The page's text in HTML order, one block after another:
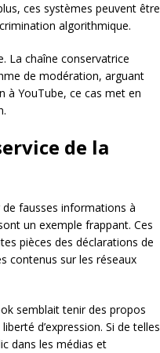
ces systèmes peuvent être
algorithmique.
La chaîne conservatrice
de modération, arguant
à YouTube, ce cas met en
de la
fausses informations à
un exemple frappant. Ces
pièces des déclarations de
contenus sur les réseaux
semblait tenir des propos
d’expression. Si de telles
dans les médias et